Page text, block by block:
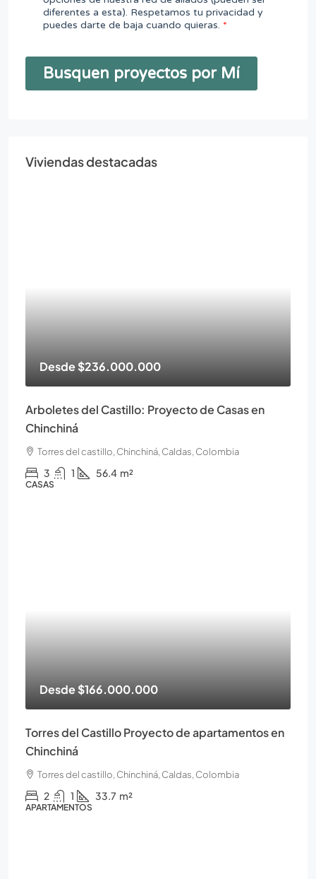
Viviendas destacadas
Desde$236.000.000
Arboletes del Castillo: Proyecto de Casas en
Chinchiná
Torres del castillo, Chinchiná, Caldas, Colombia
3 1 56.4 m²
CASAS
Desde$166.000.000
Torres del Castillo Proyecto de apartamentos en
Chinchiná
Torres del castillo, Chinchiná, Caldas, Colombia
2 1 33.7 m²
APARTAMENTOS